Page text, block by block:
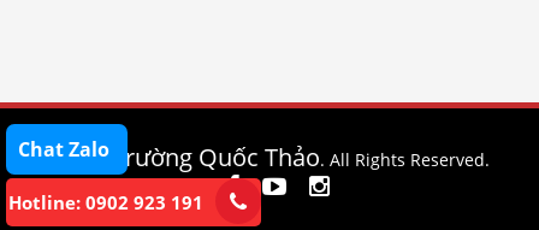
© 2020 Trường Quốc Thảo. All Rights Reserved.
Chat Zalo
Hotline: 0902 923 191